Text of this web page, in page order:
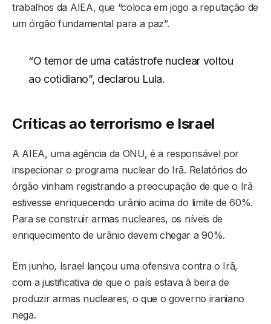
trabalhos da AIEA, que “coloca em jogo a reputação de
um órgão fundamental para a paz”.
“O temor de uma catástrofe nuclear voltou
ao cotidiano”, declarou Lula.
Críticas ao terrorismo e Israel
A AIEA, uma agência da ONU, é a responsável por
inspecionar o programa nuclear do Irã. Relatórios do
órgão vinham registrando a preocupação de que o Irã
estivesse enriquecendo urânio acima do limite de 60%.
Para se construir armas nucleares, os níveis de
enriquecimento de urânio devem chegar a 90%.
Em junho, Israel lançou uma ofensiva contra o Irã,
com a justificativa de que o país estava à beira de
produzir armas nucleares, o que o governo iraniano
nega.